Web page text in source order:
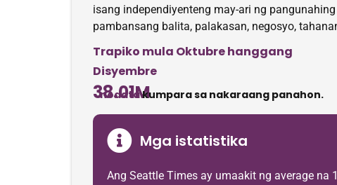
isang independiyenteng may-ari ng
pambansang balita, palakasan, negosyo,
Trapiko mula Oktubre hanggang
Disyembre
38.01M
nodatakumpara sa nakaraang panahon.
Mga istatistika
Ang Seattle Times ay umaakit ng average